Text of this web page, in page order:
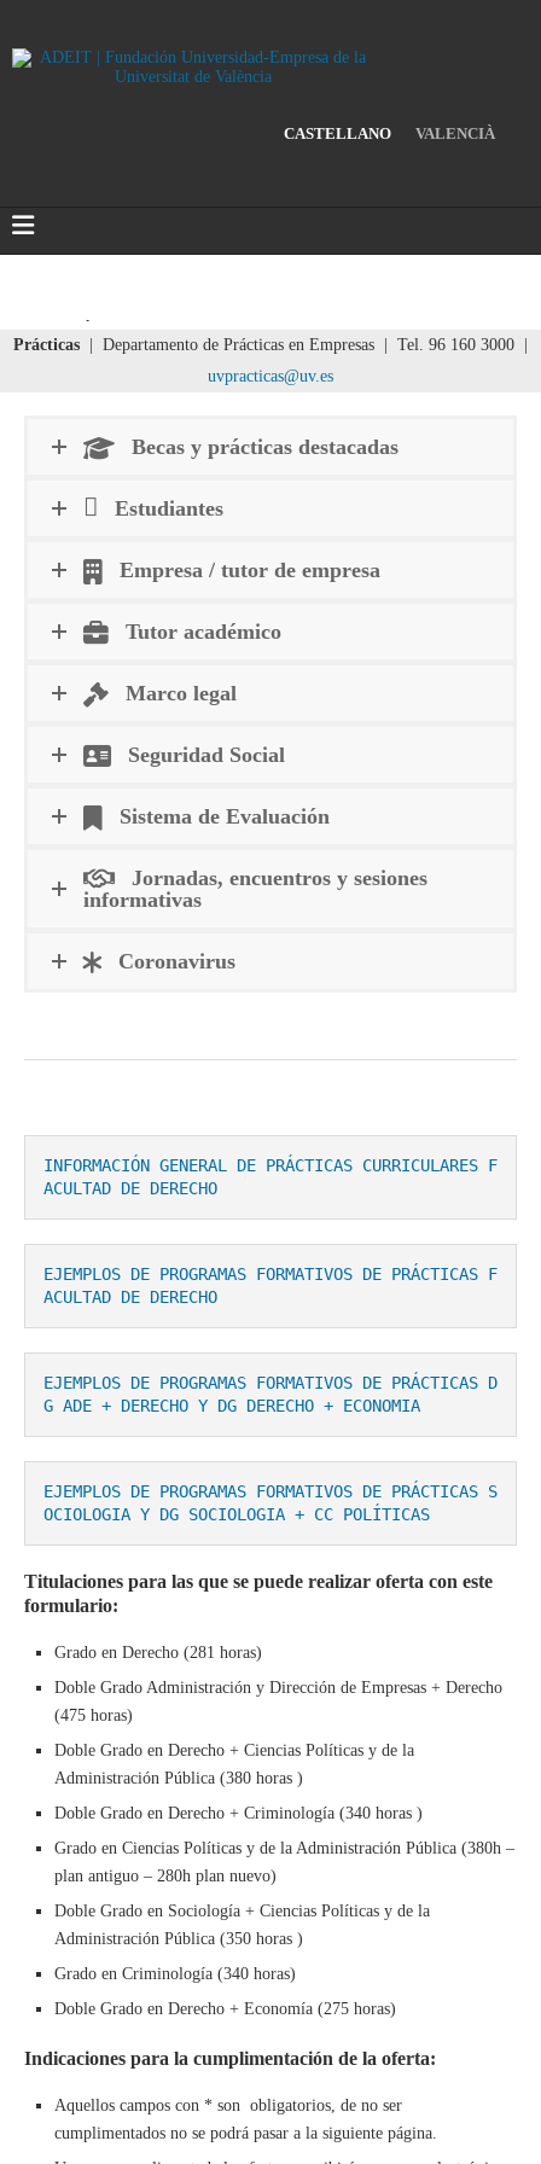
CASTELLANO VALENCIÀ
Prácticas | Departamento de Prácticas en Empresas | Tel. 96 160 3000 |
uvpracticas@uv.es
Becas y prácticas destacadas
Estudiantes
Empresa / tutor de empresa
Tutor académico
Marco legal
Seguridad Social
Sistema de Evaluación
Jornadas, encuentros y sesiones
informativas
Coronavirus
INFORMACIÓN GENERAL DE PRÁCTICAS CURRICULARES F
ACULTAD DE DERECHO
EJEMPLOS DE PROGRAMAS FORMATIVOS DE PRÁCTICAS F
ACULTAD DE DERECHO
EJEMPLOS DE PROGRAMAS FORMATIVOS DE PRÁCTICAS D
G ADE + DERECHO Y DG DERECHO + ECONOMIA
EJEMPLOS DE PROGRAMAS FORMATIVOS DE PRÁCTICAS S
OCIOLOGIA Y DG SOCIOLOGIA + CC POLÍTICAS
Titulaciones para las que se puede realizar oferta con este
formulario:
Grado en Derecho (281 horas)
Doble Grado Administración y Dirección de Empresas + Derecho
(475 horas)
Doble Grado en Derecho + Ciencias Políticas y de la
Administración Pública (380 horas )
Doble Grado en Derecho + Criminología (340 horas )
Grado en Ciencias Políticas y de la Administración Pública (380h –
plan antiguo – 280h plan nuevo)
Doble Grado en Sociología + Ciencias Políticas y de la
Administración Pública (350 horas )
Grado en Criminología (340 horas)
Doble Grado en Derecho + Economía (275 horas)
Indicaciones para la cumplimentación de la oferta:
Aquellos campos con * son obligatorios, de no ser
cumplimentados no se podrá pasar a la siguiente página.